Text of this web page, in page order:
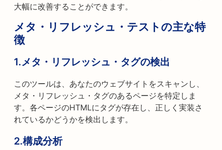
大幅に改善することができます。
メタ・リフレッシュ・テストの主な特
徴
1.メタ・リフレッシュ・タグの検出
このツールは、あなたのウェブサイトをスキャンし、
メタ・リフレッシュ・タグのあるページを特定しま
す。各ページのHTMLにタグが存在し、正しく実装さ
れているかどうかを検出します。
2.構成分析